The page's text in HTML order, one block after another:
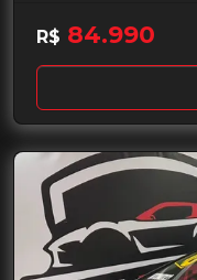
R$ 84.990